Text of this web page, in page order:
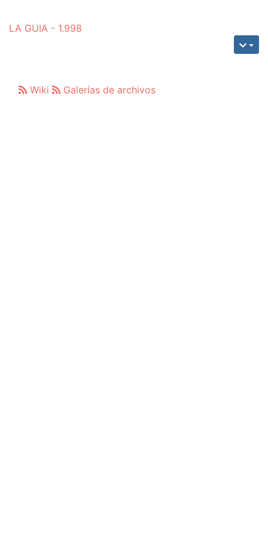
LA GUIA - 1.998
Wiki Galerías de archivos